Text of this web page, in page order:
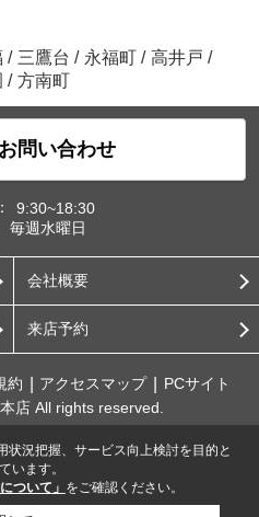
/ 三鷹台 / 永福町 / 高井戸 /
/ 方南町
問い合わせ
9:30~18:30
毎週水曜日
会社概要
来店予約
約 アクセスマップ
PCサイト
店 All rights reserved.
状況把握、サービス向上検討を目的と
います。
ついて」 をご確認ください。